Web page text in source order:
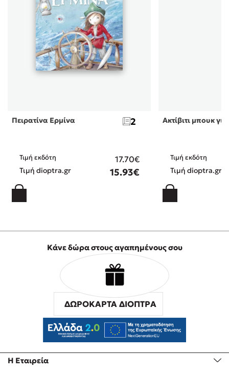
Πειρατίνα Ερμίνα 2
Τιμή εκδότη 17.70€
Τιμή dioptra.gr 15.93€
Ακτίβιτι μπουκ
Τιμή εκδότη
Τιμή dioptra.gr
Η Εταιρεία
Κάνε δώρα στους αγαπημένους σου
ΔΩΡΟΚΑΡΤΑ ΔΙΟΠΤΡΑ